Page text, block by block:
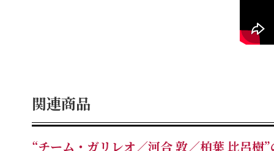
関連商品
“チーム・ガリレオ／河合 敦／柏葉 比呂樹